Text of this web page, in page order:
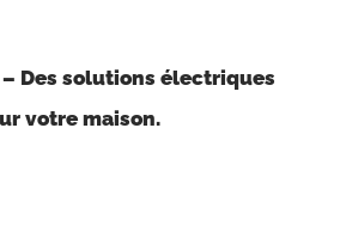
Des solutions électriques
votre maison.